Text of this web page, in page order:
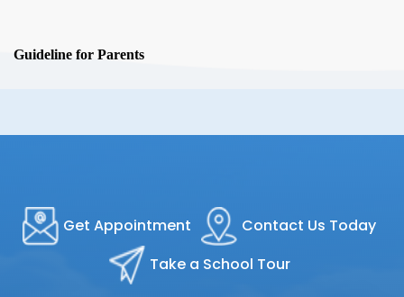
Guideline for Parents
Get Appointment
Contact Us Today
Take a School Tour